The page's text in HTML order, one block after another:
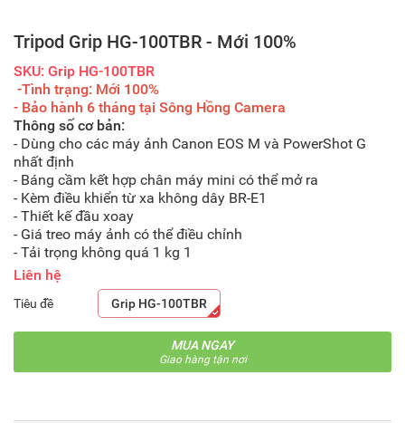
Tripod Grip HG-100TBR - Mới 100%
SKU: Grip HG-100TBR
-Tình trạng: Mới 100%
- Bảo hành 6 tháng tại Sông Hồng Camera
Thông số cơ bản:
- Dùng cho các máy ảnh Canon EOS M và PowerShot G
nhất định
- Báng cầm kết hợp chân máy mini có thể mở ra
- Kèm điều khiển từ xa không dây BR-E1
- Thiết kế đầu xoay
- Giá treo máy ảnh có thể điều chỉnh
- Tải trọng không quá 1 kg 1
Liên hệ
Tiêu đề Grip HG-100TBR
MUA NGAY
Giao hàng tận nơi